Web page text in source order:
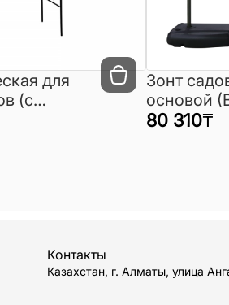
для
(с
Зонт
основой
80 310₸
Контакты
Казахстан, г. Алматы, улица